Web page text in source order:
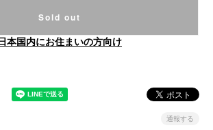
Sold out
日本国内にお住まいの方向け
通報する